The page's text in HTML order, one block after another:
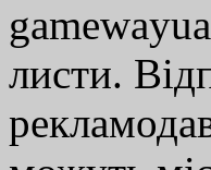
листи.